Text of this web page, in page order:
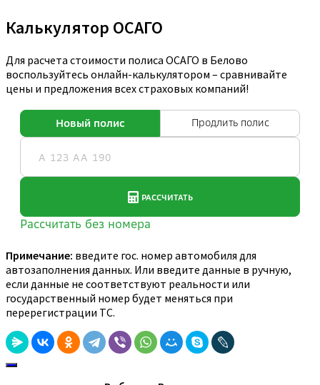
Калькулятор ОСАГО
Для расчета стоимости полиса ОСАГО в Белово
воспользуйтесь онлайн-калькулятором – сравнивайте
цены и предложения всех страховых компаний!
Примечание: введите гос. номер автомобиля для
автозаполнения данных. Или введите данные в ручную,
если данные не соответствуют реальности или
государственный номер будет меняться при
перерегистрации ТС.